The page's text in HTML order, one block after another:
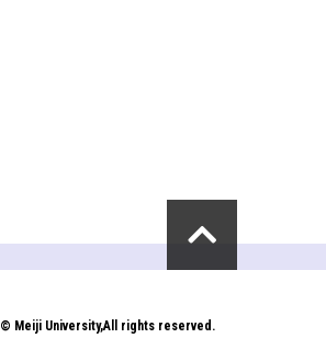
© Meiji University,All rights reserved.